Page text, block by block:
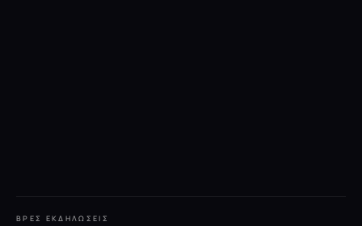
ΒΡΕΣ ΕΚΔΗΛΏΣΕΙΣ